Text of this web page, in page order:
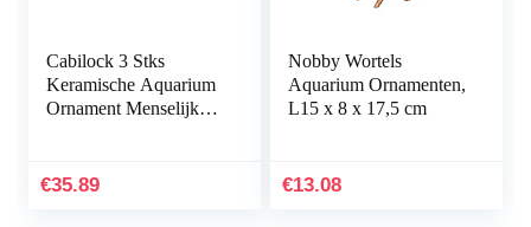
Cabilock 3 Stks
Keramische Aquarium
Ornament Menselijk
Desktop Inrichting
€35.89
Nobby Wortels
Aquarium Ornamenten,
L15 x 8 x 17,5 cm
€13.08